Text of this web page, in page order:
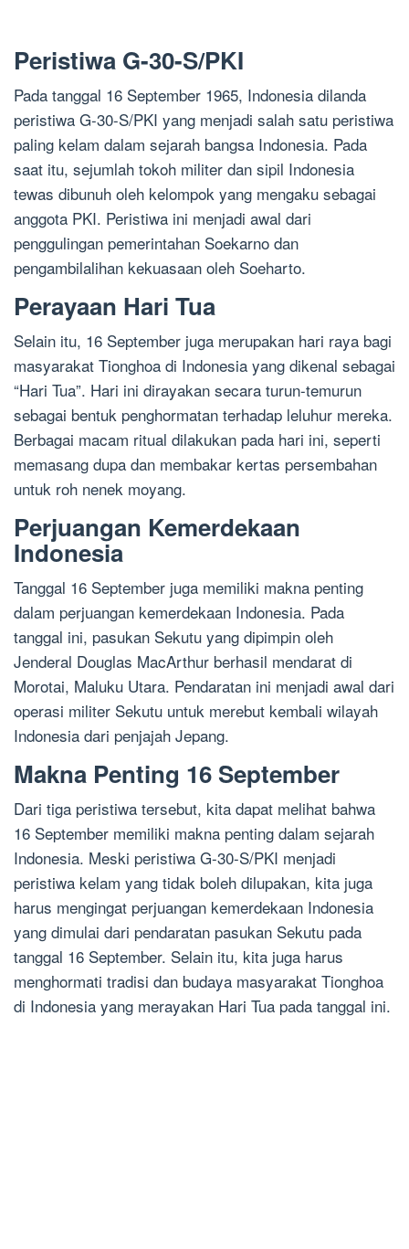
Peristiwa G-30-S/PKI
Pada tanggal 16 September 1965, Indonesia dilanda
peristiwa G-30-S/PKI yang menjadi salah satu peristiwa
paling kelam dalam sejarah bangsa Indonesia. Pada
saat itu, sejumlah tokoh militer dan sipil Indonesia
tewas dibunuh oleh kelompok yang mengaku sebagai
anggota PKI. Peristiwa ini menjadi awal dari
penggulingan pemerintahan Soekarno dan
pengambilalihan kekuasaan oleh Soeharto.
Perayaan Hari Tua
Selain itu, 16 September juga merupakan hari raya bagi
masyarakat Tionghoa di Indonesia yang dikenal sebagai
“Hari Tua”. Hari ini dirayakan secara turun-temurun
sebagai bentuk penghormatan terhadap leluhur mereka.
Berbagai macam ritual dilakukan pada hari ini, seperti
memasang dupa dan membakar kertas persembahan
untuk roh nenek moyang.
Perjuangan Kemerdekaan
Indonesia
Tanggal 16 September juga memiliki makna penting
dalam perjuangan kemerdekaan Indonesia. Pada
tanggal ini, pasukan Sekutu yang dipimpin oleh
Jenderal Douglas MacArthur berhasil mendarat di
Morotai, Maluku Utara. Pendaratan ini menjadi awal dari
operasi militer Sekutu untuk merebut kembali wilayah
Indonesia dari penjajah Jepang.
Makna Penting 16 September
Dari tiga peristiwa tersebut, kita dapat melihat bahwa
16 September memiliki makna penting dalam sejarah
Indonesia. Meski peristiwa G-30-S/PKI menjadi
peristiwa kelam yang tidak boleh dilupakan, kita juga
harus mengingat perjuangan kemerdekaan Indonesia
yang dimulai dari pendaratan pasukan Sekutu pada
tanggal 16 September. Selain itu, kita juga harus
menghormati tradisi dan budaya masyarakat Tionghoa
di Indonesia yang merayakan Hari Tua pada tanggal ini.